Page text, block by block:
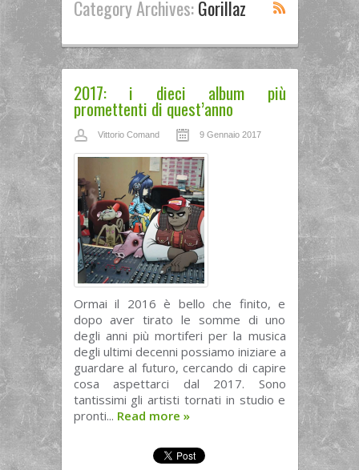
Category Archives:Gorillaz
2017: i dieci album più
promettenti di quest’anno
Vittorio Comand 9 Gennaio 2017
Ormai il 2016 è bello che finito, e
dopo aver tirato le somme di uno
degli anni più mortiferi per la musica
degli ultimi decenni possiamo iniziare a
guardare al futuro, cercando di capire
cosa aspettarci dal 2017. Sono
tantissimi gli artisti tornati in studio e
pronti... Read more »